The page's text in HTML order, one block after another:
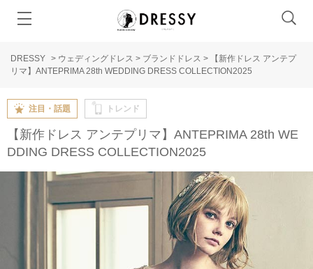
DRESSY > ウェディングドレス > ブランドドレス >
【新作ドレス アンテプ
リマ】ANTEPRIMA 28th WEDDING DRESS COLLECTION2025
注目・話題 トレンド
【新作ドレス アンテプリマ】ANTEPRIMA 28th WE
DDING DRESS COLLECTION2025